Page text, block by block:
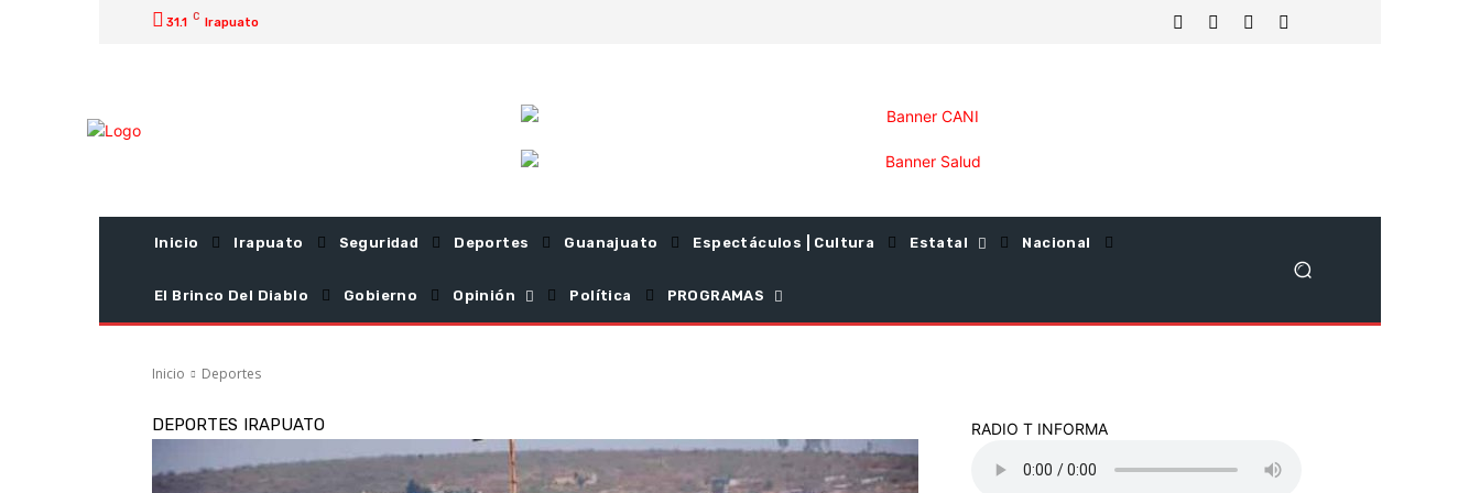
31.1 C Irapuato
Inicio Irapuato Seguridad Deportes Guanajuato Espectáculos | Cultura Estatal Nacional
El Brinco Del Diablo Gobierno Opinión Política PROGRAMAS
Inicio Deportes
DEPORTES IRAPUATO RADIO T INFORMA